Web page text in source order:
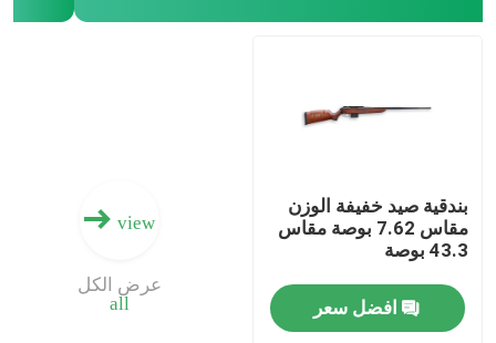
ذخيرة البندقية
البصريات بندقية
بندقية صيد خفيفة الوزن
مقاس 7.62 بوصة مقاس
43.3 بوصة
افضل سعر
view
all
عرض الكل